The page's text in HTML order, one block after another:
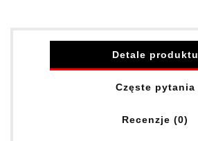
Detale produktu
Częste pytania
Recenzje (0)